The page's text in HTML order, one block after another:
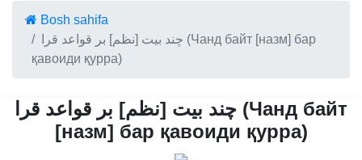
Bosh sahifa
چند بيت [نظم] بر قواعد قرا (Чанд байт [назм] бар
қавоиди қурра)
چند بيت [نظم] بر قواعد قرا (Чанд байт
[назм] бар қавоиди қурра)